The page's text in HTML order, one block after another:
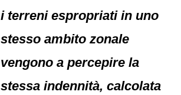
i terreni espropriati in uno
stesso ambito zonale
vengono a percepire la
stessa indennità, calcolata